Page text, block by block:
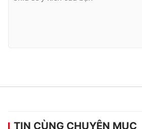
TIN CÙNG CHUYÊN MỤC